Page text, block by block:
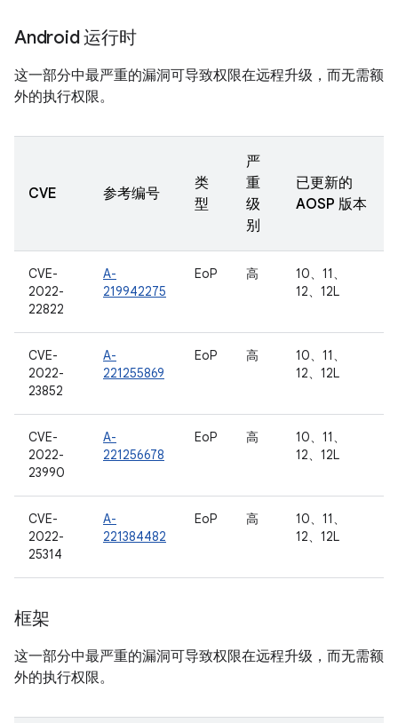
Android 运行时
这一部分中最严重的漏洞可导致权限在远程升级，而无需额
外的执行权限。
CVE 参考编号
类
型
严
重
级
别
已更新的
AOSP 版本
CVE-
2022-
22822
A-
219942275
EoP 高
10、11、
12、12L
CVE-
2022-
23852
A-
221255869
EoP 高
10、11、
12、12L
CVE-
2022-
23990
A-
221256678
EoP 高
10、11、
12、12L
CVE-
2022-
25314
A-
221384482
EoP 高
10、11、
12、12L
框架
这一部分中最严重的漏洞可导致权限在远程升级，而无需额
外的执行权限。